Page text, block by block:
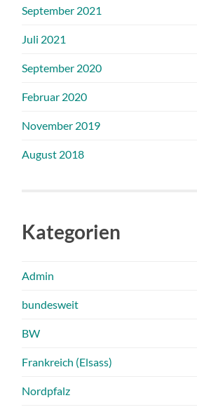
September 2021
Juli 2021
September 2020
Februar 2020
November 2019
August 2018
Kategorien
Admin
bundesweit
BW
Frankreich (Elsass)
Nordpfalz